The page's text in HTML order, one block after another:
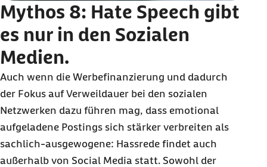
Mythos 8: Hate Speech gibt
es nur in den Sozialen
Medien.
Auch wenn die Werbefinanzierung und dadurch
der Fokus auf Verweildauer bei den sozialen
Netzwerken dazu führen mag, dass emotional
aufgeladene Postings sich stärker verbreiten als
sachlich-ausgewogene: Hassrede findet auch
außerhalb von Social Media statt. Sowohl der